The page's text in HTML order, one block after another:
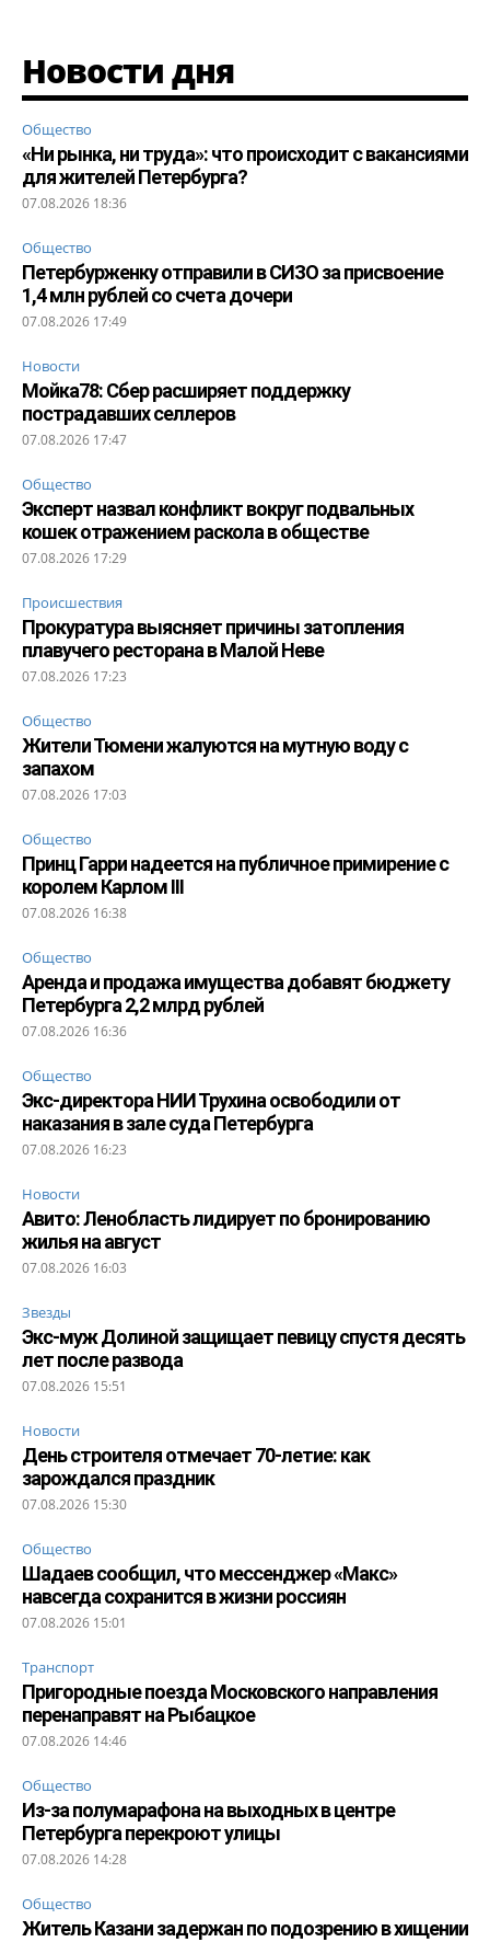
Новости дня
Общество
«Ни рынка, ни труда»: что происходит с вакансиями
для жителей Петербурга?
07.08.2026 18:36
Общество
Петербурженку отправили в СИЗО за присвоение
1,4 млн рублей со счета дочери
07.08.2026 17:49
Новости
Мойка78: Сбер расширяет поддержку
пострадавших селлеров
07.08.2026 17:47
Общество
Эксперт назвал конфликт вокруг подвальных
кошек отражением раскола в обществе
07.08.2026 17:29
Происшествия
Прокуратура выясняет причины затопления
плавучего ресторана в Малой Неве
07.08.2026 17:23
Общество
Жители Тюмени жалуются на мутную воду с
запахом
07.08.2026 17:03
Общество
Принц Гарри надеется на публичное примирение с
королем Карлом III
07.08.2026 16:38
Общество
Аренда и продажа имущества добавят бюджету
Петербурга 2,2 млрд рублей
07.08.2026 16:36
Общество
Экс-директора НИИ Трухина освободили от
наказания в зале суда Петербурга
07.08.2026 16:23
Новости
Авито: Ленобласть лидирует по бронированию
жилья на август
07.08.2026 16:03
Звезды
Экс-муж Долиной защищает певицу спустя десять
лет после развода
07.08.2026 15:51
Новости
День строителя отмечает 70-летие: как
зарождался праздник
07.08.2026 15:30
Общество
Шадаев сообщил, что мессенджер «Макс»
навсегда сохранится в жизни россиян
07.08.2026 15:01
Транспорт
Пригородные поезда Московского направления
перенаправят на Рыбацкое
07.08.2026 14:46
Общество
Из-за полумарафона на выходных в центре
Петербурга перекроют улицы
07.08.2026 14:28
Общество
Житель Казани задержан по подозрению в хищении